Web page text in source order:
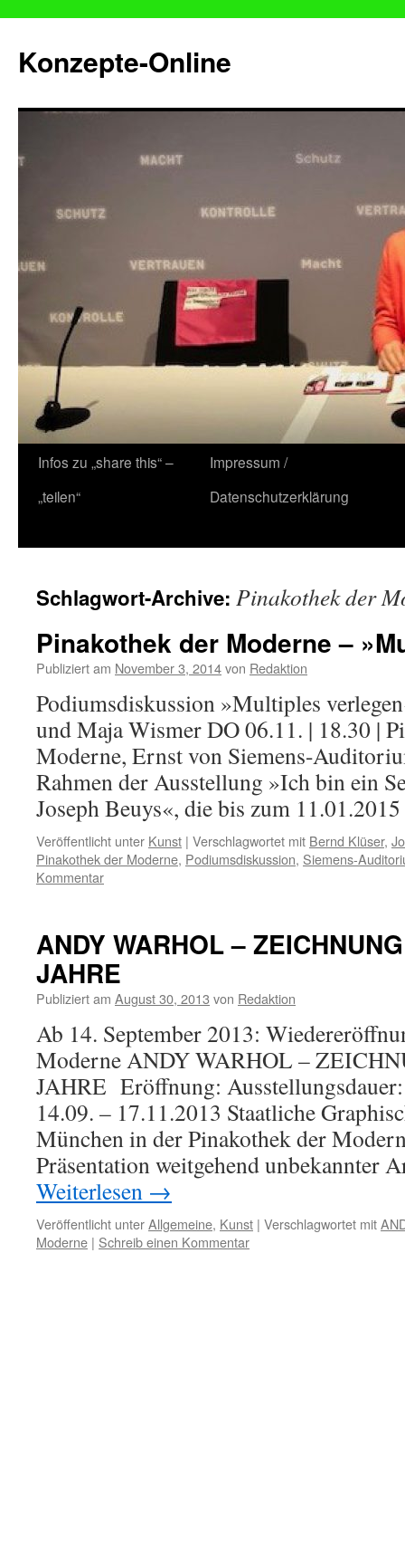
Konzepte-Online
Zum
Inhalt
Infos zu „share this“ –
„teilen“
Impressum /
Datenschutzerklärung
Schlagwort-Archive: Pinakothek der
Pinakothek der Moderne –
Publiziert am November 3, 2014von Redaktion
Podiumsdiskussion »Multiples
und Maja Wismer DO 06.11. | 18.30 |
Moderne, Ernst von Siemens-
Rahmen der Ausstellung »Ich bin ein
Joseph Beuys«, die bis zum
Veröffentlicht unter Kunst | Verschlagwortet mit Bernd Klüser,
Pinakothek der Moderne, Podiumsdiskussion, Siemens-
Kommentar
ANDY WARHOL –
JAHRE
Publiziert am August 30, 2013 von Redaktion
Ab 14. September 2013:
Moderne ANDY WARHOL –
JAHRE Eröffnung:
14.09. – 17.11.2013 Staatliche
München in der Pinakothek der
Präsentation weitgehend unbekannter
Weiterlesen →
Veröffentlicht unterAllgemeine, Kunst | Verschlagwortet mit
Moderne | Schreib einen Kommentar